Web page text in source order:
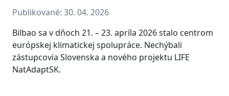
Publikované: 30. 04. 2026
Bilbao sa v dňoch 21. – 23. apríla 2026 stalo centrom
európskej klimatickej spolupráce. Nechýbali
zástupcovia Slovenska a nového projektu LIFE
NatAdaptSK.